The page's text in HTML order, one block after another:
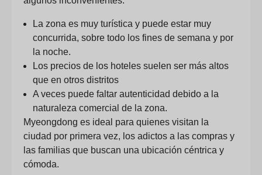
La zona es muy turística y puede estar muy
concurrida, sobre todo los fines de semana y por
la noche.
Los precios de los hoteles suelen ser más altos
que en otros distritos
A veces puede faltar autenticidad debido a la
naturaleza comercial de la zona.
Myeongdong es ideal para quienes visitan la
ciudad por primera vez, los adictos a las compras y
las familias que buscan una ubicación céntrica y
cómoda.